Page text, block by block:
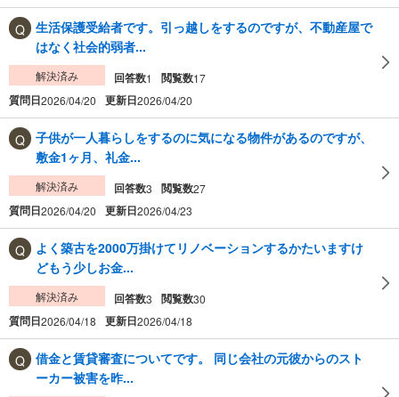
生活保護受給者です。引っ越しをするのですが、不動産屋で
はなく社会的弱者...
解決済み 回答数1 閲覧数17
質問日2026/04/20 更新日2026/04/20
子供が一人暮らしをするのに気になる物件があるのですが、
敷金1ヶ月、礼金...
解決済み 回答数3 閲覧数27
質問日2026/04/20 更新日2026/04/23
よく築古を2000万掛けてリノベーションするかたいますけ
どもう少しお金...
解決済み 回答数3 閲覧数30
質問日2026/04/18 更新日2026/04/18
借金と賃貸審査についてです。 同じ会社の元彼からのスト
ーカー被害を昨...